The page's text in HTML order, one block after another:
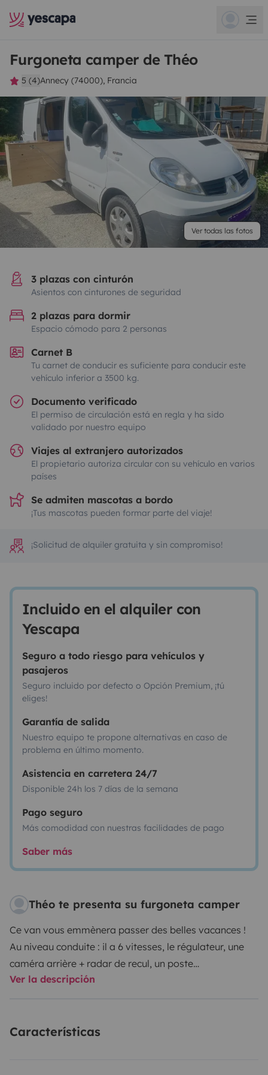
Furgoneta camper de Théo
5 (4)Annecy (74000), Francia
Ver todas las fotos
3 plazas con cinturón
Asientos con cinturones de seguridad
2 plazas para dormir
Espacio cómodo para 2 personas
Carnet B
Tu carnet de conducir es suficiente para conducir este
vehículo inferior a 3500 kg.
Documento verificado
El permiso de circulación está en regla y ha sido
validado por nuestro equipo
Viajes al extranjero autorizados
El propietario autoriza circular con su vehículo en varios
países
Se admiten mascotas a bordo
¡Tus mascotas pueden formar parte del viaje!
¡Solicitud de alquiler gratuita y sin compromiso!
Incluido en el alquiler con
Yescapa
Seguro a todo riesgo para vehículos y
pasajeros
Seguro incluido por defecto o Opción Premium, ¡tú
eliges!
Garantía de salida
Nuestro equipo te propone alternativas en caso de
problema en último momento.
Asistencia en carretera 24/7
Disponible 24h los 7 días de la semana
Pago seguro
Más comodidad con nuestras facilidades de pago
Saber más
Théo te presenta su furgoneta camper
Ce van vous emmènera passer des belles vacances !
Au niveau conduite : il a 6 vitesses, le régulateur, une
caméra arrière + radar de recul, un poste
radio/bluetooth, climatisation. Il roule très bien en
Ver la descripción
Características